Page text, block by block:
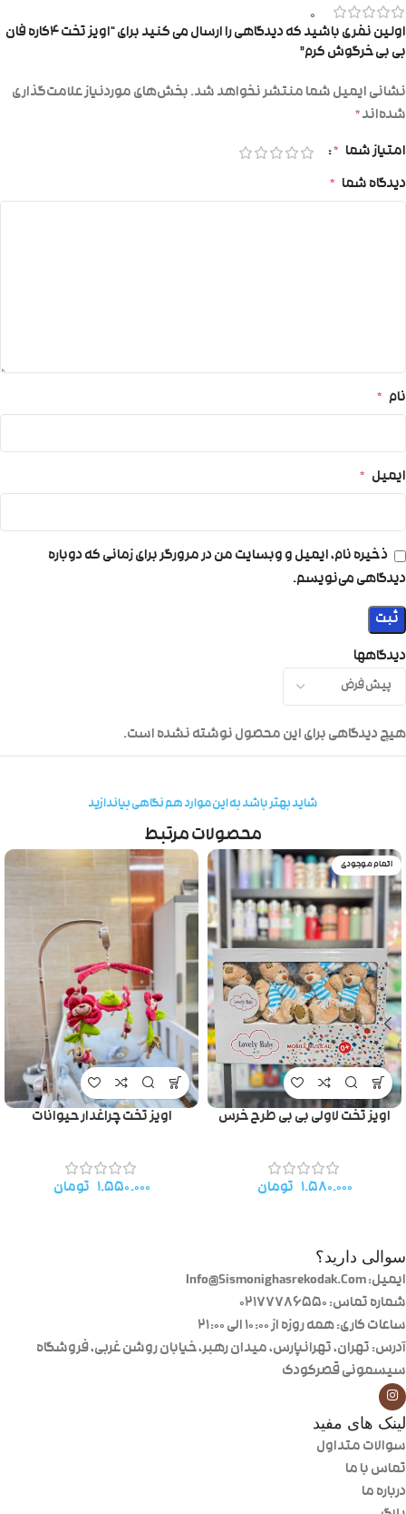
0
دیدگاهها
هیچ دیدگاهی برای این محصول نوشته نشده است.
اولین نفری باشید که دیدگاهی را ارسال می کنید برای “اویز تخت ۴کاره فان
بی بی خرگوش کرم”
نشانی ایمیل شما منتشر نخواهد شد.بخش‌های موردنیاز علامت‌گذاری
شده‌اند*
امتیاز شما *
دیدگاه شما *
نام *
ایمیل *
ذخیره نام، ایمیل و وبسایت من در مرورگر برای زمانی که دوباره
دیدگاهی می‌نویسم.
شاید بهتر باشد به این موارد هم نگاهی بیاندازید
محصولات مرتبط
اتمام موجودی
اویز تخت لاولی بی بی طرح خرس
۱.۵۸۰.۰۰۰ تومان
اویز تخت چراغدار حیوانات
۱.۵۵۰.۰۰۰ تومان
سوالی دارید؟
ایمیل: Info@Sismonighasrekodak.Com
شماره تماس: 02177786550
ساعات کاری: همه روزه از ۱۰:۰۰ الی ۲۱:۰۰
آدرس: تهران، تهرانپارس، میدان رهبر، خیابان روشن غربی، فروشگاه
سیسمونی قصرکودک
لینک های مفید
سوالات متداول
تماس با ما
درباره ما